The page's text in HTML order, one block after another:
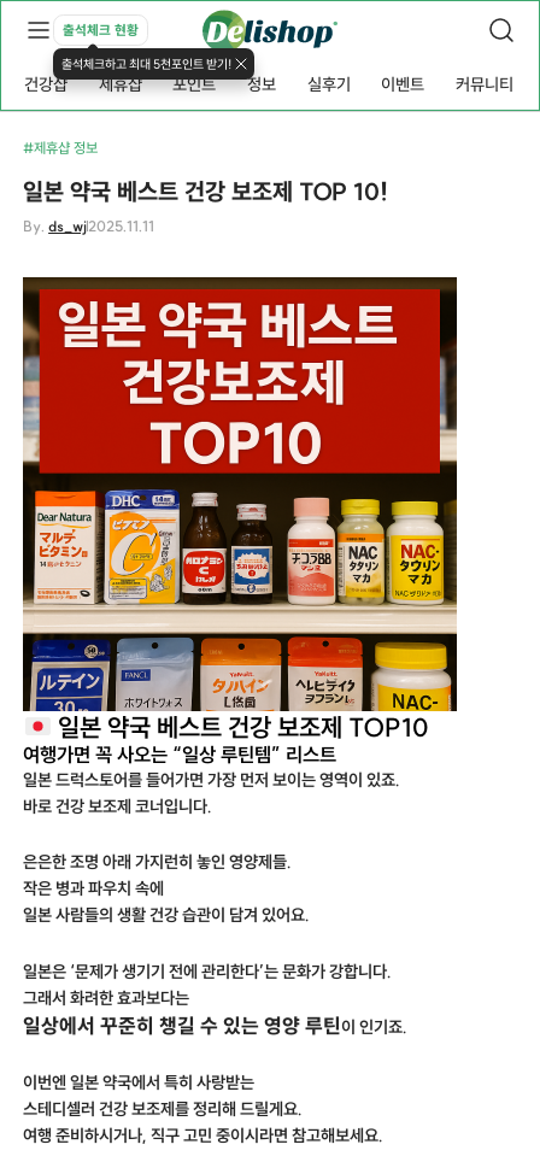
출석체크 현황
출석체크하고 최대 5천포인트 받기!
건강샵 제휴샵 포인트 정보 실후기 이벤트 커뮤니티
#제휴샵 정보
일본 약국 베스트 건강 보조제 TOP 10!
By.ds_wj2025.11.11
일본 약국 베스트 건강 보조제 TOP10
여행가면 꼭 사오는 “일상 루틴템” 리스트
일본 드럭스토어를 들어가면 가장 먼저 보이는 영역이 있죠.
바로 건강 보조제 코너입니다.
은은한 조명 아래 가지런히 놓인 영양제들.
작은 병과 파우치 속에
일본 사람들의 생활 건강 습관이 담겨 있어요.
일본은 ‘문제가 생기기 전에 관리한다’는 문화가 강합니다.
그래서 화려한 효과보다는
일상에서 꾸준히 챙길 수 있는 영양 루틴이 인기죠.
이번엔 일본 약국에서 특히 사랑받는
스테디셀러 건강 보조제를 정리해 드릴게요.
여행 준비하시거나, 직구 고민 중이시라면 참고해보세요.